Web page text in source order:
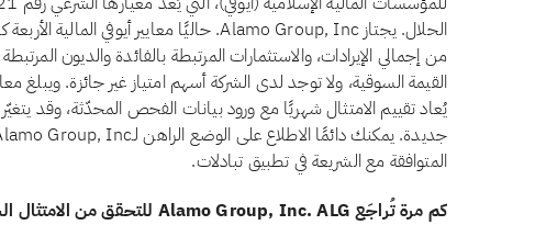
يُعاد تقييم الامتثال شهريًا مع ورود بيانات الفحص المحدّثة، وقد
المتوافقة مع الشريعة في تطبيق تبادلات.
كم مرة تُراجَع Alamo Group, Inc. ALG للتحقق من الامتثال الشرعي؟